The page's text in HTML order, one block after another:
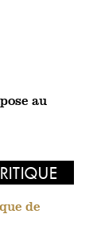
au
de